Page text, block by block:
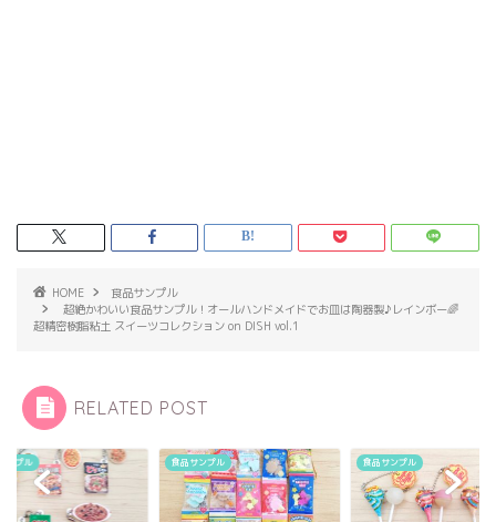
HOME
食品サンプル
超絶かわいい食品サンプル！オールハンドメイドでお皿は陶器製♪レインボー🌈
超精密樹脂粘土 スイーツコレクション on DISH vol.1
RELATED POST
ンプル 食品サンプル 食品サンプル